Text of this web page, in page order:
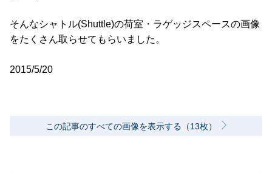
そんなシャトル(Shuttle)の荷室・ラゲッジスペースの画像
をたくさん取らせてもらいました。
2015/5/20
この記事のすべての画像を表示する（13枚）